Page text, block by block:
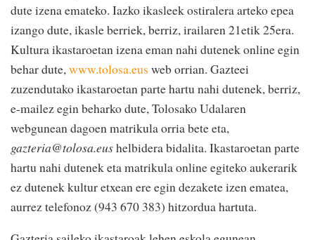
dute izena emateko. Iazko ikasleek ostiralera arteko epea
izango dute, ikasle berriek, berriz, irailaren 21etik 25era.
Kultura ikastaroetan izena eman nahi dutenek online egin
behar dute, www.tolosa.eus web orrian. Gazteei
zuzendutako ikastaroetan parte hartu nahi dutenek, berriz,
e-mailez egin beharko dute, Tolosako Udalaren
webgunean dagoen matrikula orria bete eta,
gazteria@tolosa.eushelbidera bidalita. Ikastaroetan parte
hartu nahi dutenek eta matrikula online egiteko aukerarik
ez dutenek kultur etxean ere egin dezakete izen ematea,
aurrez telefonoz (943 670 383) hitzordua hartuta.